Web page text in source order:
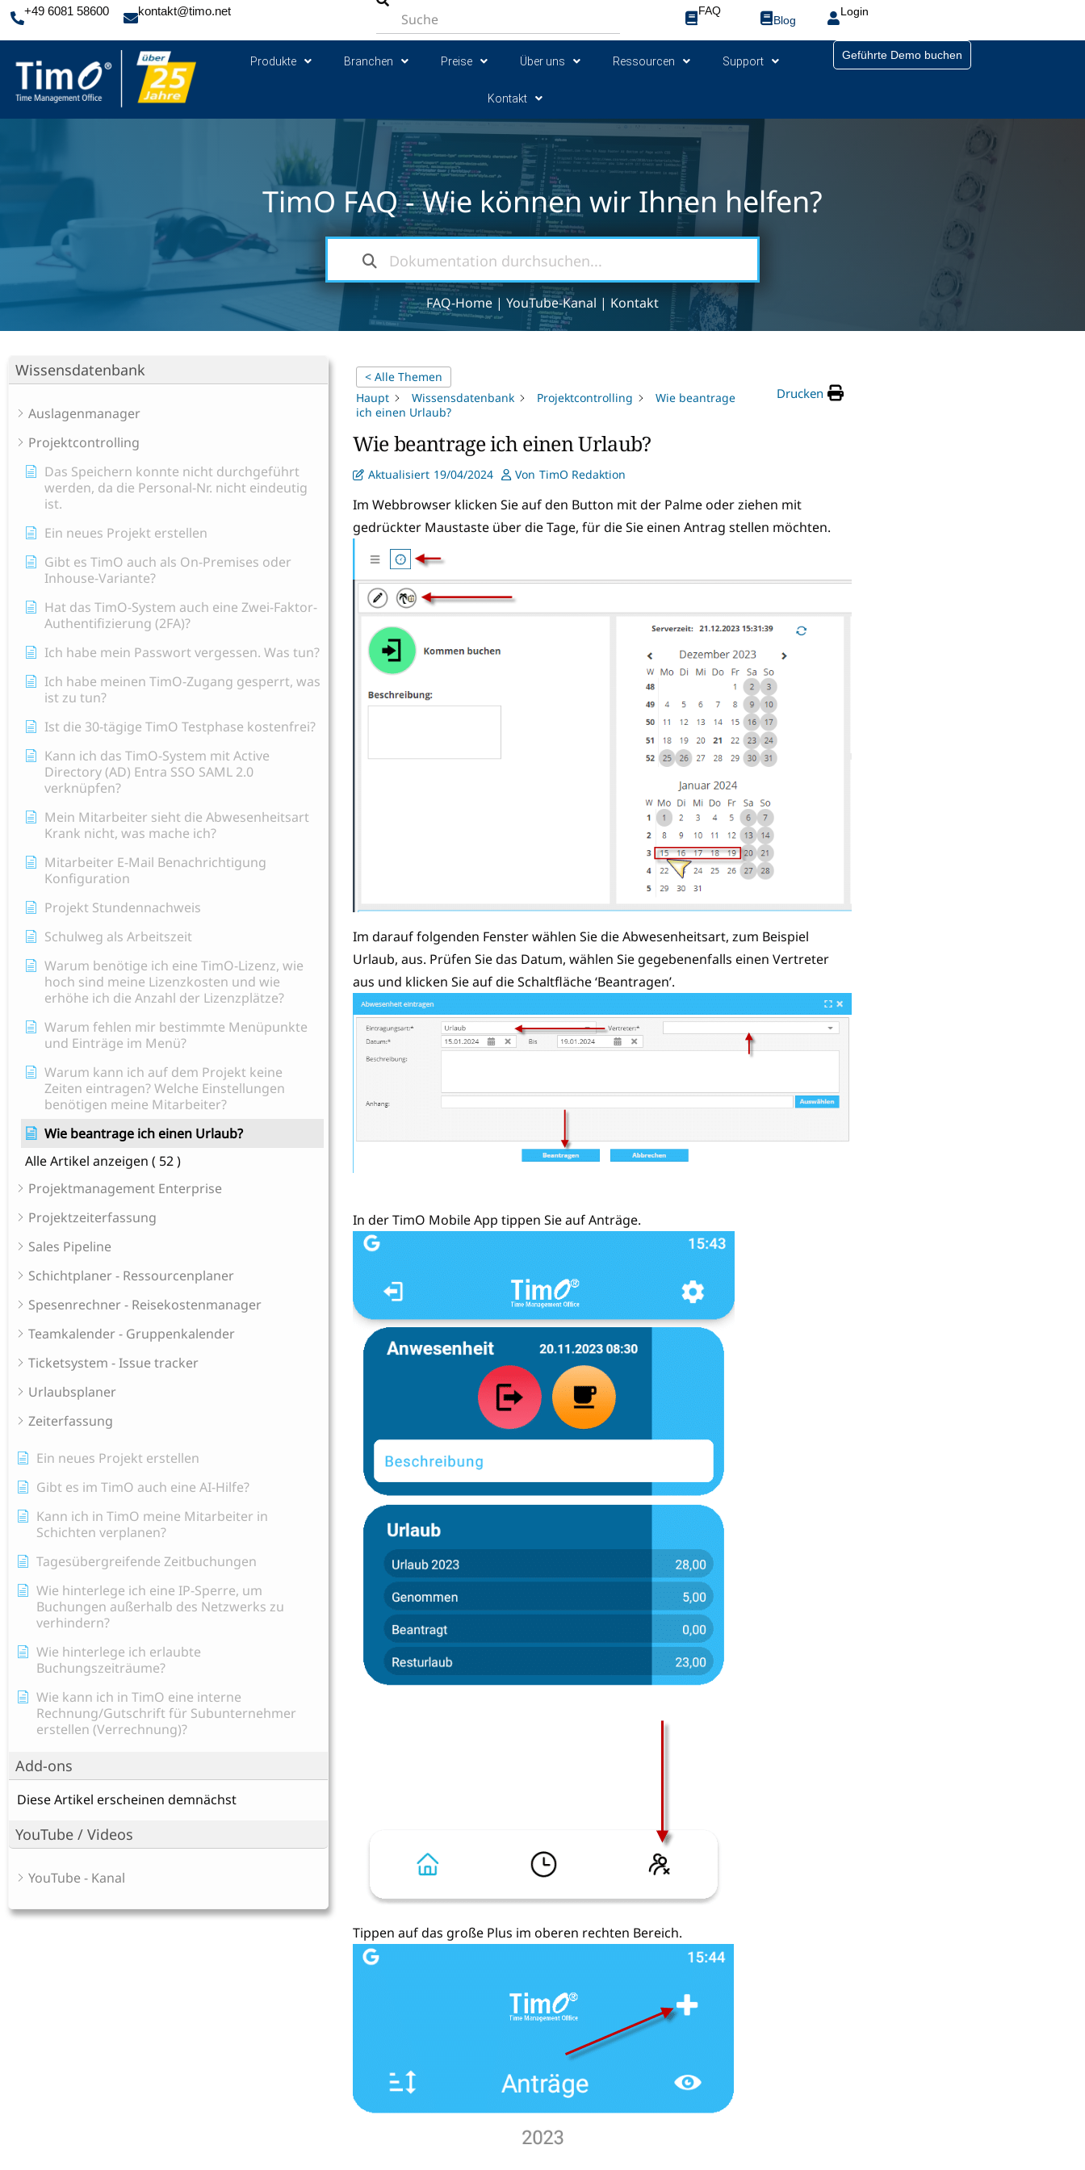
+49 6081 58600 kontakt@timo.net FAQ
Blog
Login
Produkte Branchen Preise Über uns Ressourcen Support
Kontakt
Geführte Demo buchen
TimO FAQ - Wie können wir Ihnen helfen?
FAQ-Home | YouTube-Kanal | Kontakt
Wissensdatenbank
Auslagenmanager
Projektcontrolling
Das Speichern konnte nicht durchgeführt
werden, da die Personal-Nr. nicht eindeutig
ist.
Ein neues Projekt erstellen
Gibt es TimO auch als On-Premises oder
Inhouse-Variante?
Hat das TimO-System auch eine Zwei-Faktor-
Authentifizierung (2FA)?
Ich habe mein Passwort vergessen. Was tun?
Ich habe meinen TimO-Zugang gesperrt, was
ist zu tun?
Ist die 30-tägige TimO Testphase kostenfrei?
Kann ich das TimO-System mit Active
Directory (AD) Entra SSO SAML 2.0
verknüpfen?
Mein Mitarbeiter sieht die Abwesenheitsart
Krank nicht, was mache ich?
Mitarbeiter E-Mail Benachrichtigung
Konfiguration
Projekt Stundennachweis
Schulweg als Arbeitszeit
Warum benötige ich eine TimO-Lizenz, wie
hoch sind meine Lizenzkosten und wie
erhöhe ich die Anzahl der Lizenzplätze?
Warum fehlen mir bestimmte Menüpunkte
und Einträge im Menü?
Warum kann ich auf dem Projekt keine
Zeiten eintragen? Welche Einstellungen
benötigen meine Mitarbeiter?
Wie beantrage ich einen Urlaub?
Alle Artikel anzeigen ( 52 )
Projektmanagement Enterprise
Projektzeiterfassung
Sales Pipeline
Schichtplaner - Ressourcenplaner
Spesenrechner - Reisekostenmanager
Teamkalender - Gruppenkalender
Ticketsystem - Issue tracker
Urlaubsplaner
Zeiterfassung
Ein neues Projekt erstellen
Gibt es im TimO auch eine AI-Hilfe?
Kann ich in TimO meine Mitarbeiter in
Schichten verplanen?
Tagesübergreifende Zeitbuchungen
Wie hinterlege ich eine IP-Sperre, um
Buchungen außerhalb des Netzwerks zu
verhindern?
Wie hinterlege ich erlaubte
Buchungszeiträume?
Wie kann ich in TimO eine interne
Rechnung/Gutschrift für Subunternehmer
erstellen (Verrechnung)?
Add-ons
Diese Artikel erscheinen demnächst
YouTube / Videos
YouTube - Kanal
< Alle Themen
Haupt
Wissensdatenbank Projektcontrolling
Wie beantrage
ich einen Urlaub?
Drucken
Wie beantrage ich einen Urlaub?
Aktualisiert 19/04/2024 Von TimO Redaktion
Im Webbrowser klicken Sie auf den Button mit der Palme oder ziehen mit
gedrückter Maustaste über die Tage, für die Sie einen Antrag stellen möchten.
Im darauf folgenden Fenster wählen Sie die Abwesenheitsart, zum Beispiel
Urlaub, aus. Prüfen Sie das Datum, wählen Sie gegebenenfalls einen Vertreter
aus und klicken Sie auf die Schaltfläche ‘Beantragen’.
In der TimO Mobile App tippen Sie auf Anträge.
Tippen auf das große Plus im oberen rechten Bereich.